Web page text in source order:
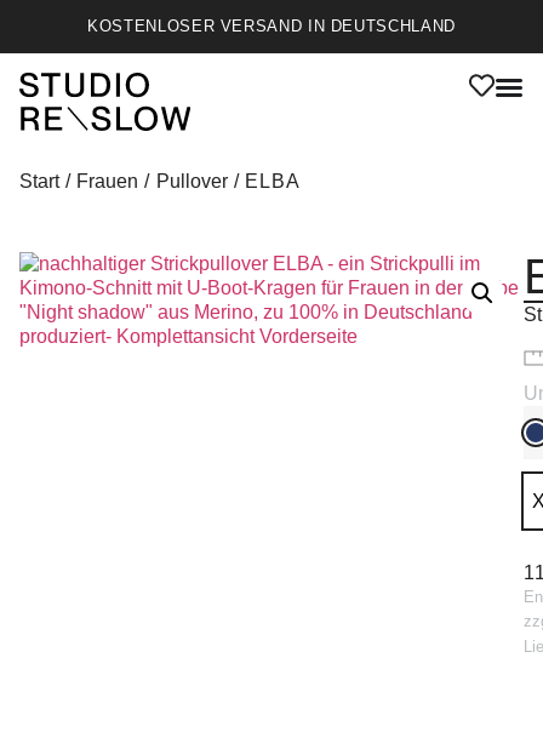
KOSTENLOSER VERSAND IN DEUTSCHLAND
Start/ Frauen / Pullover/ ELBA